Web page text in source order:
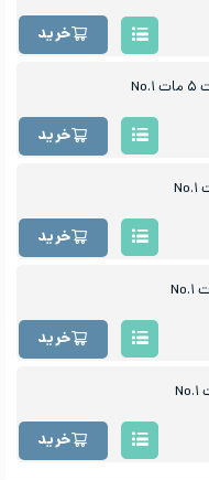
خرید
خرید
خرید
خرید
خرید